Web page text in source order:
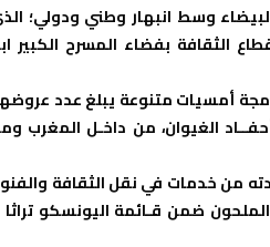
وسط انبهار وطني ودولي؛
الثقافة بفضاء المسرح الكبير
أمسيات متنوعة يبلغ عدد
الغيوان، من داخـل المغرب
من خدمات في نقل الثقافة
ضمن قـائمة اليونسكو تراثا